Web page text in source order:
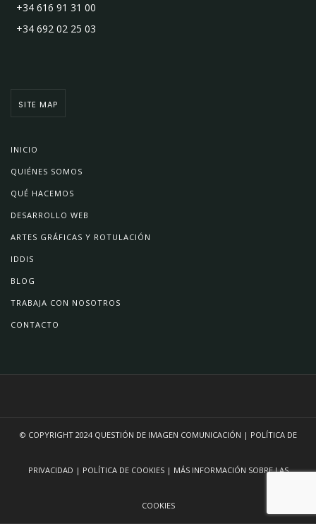
+34 616 91 31 00
+34 692 02 25 03
SITE MAP
INICIO
QUIÉNES SOMOS
QUÉ HACEMOS
DESARROLLO WEB
ARTES GRÁFICAS Y ROTULACIÓN
IDDIS
BLOG
TRABAJA CON NOSOTROS
CONTACTO
© COPYRIGHT 2024 QUESTIÓN DE IMAGEN COMUNICACIÓN | POLÍTICA DE
PRIVACIDAD | POLÍTICA DE COOKIES| MÁS INFORMACIÓN SOBRE LAS
COOKIES